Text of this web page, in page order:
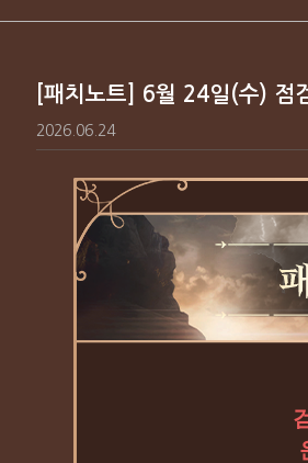
[패치노트] 6월 24일(수) 점
2026.06.24